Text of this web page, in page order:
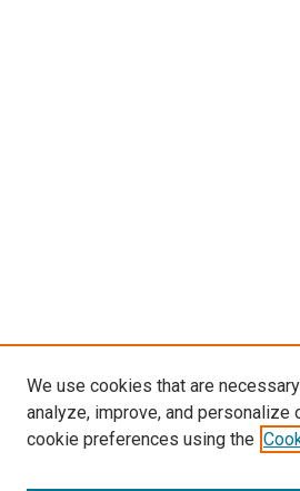
We use cookies that are
analyze, improve, and personalize
cookie preferences using the